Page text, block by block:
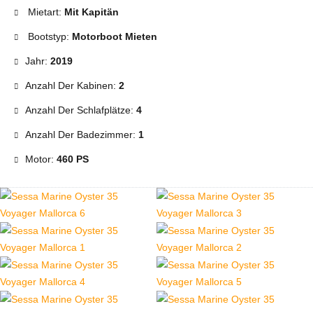
Mietart: Mit Kapitän
Bootstyp: Motorboot Mieten
Jahr: 2019
Anzahl Der Kabinen: 2
Anzahl Der Schlafplätze: 4
Anzahl Der Badezimmer: 1
Motor: 460 PS